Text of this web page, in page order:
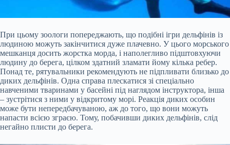
При цьому зоологи попереджають, що подібні ігри дельфінів із
людиною можуть закінчитися дуже плачевно. У цього морського
мешканця досить жорстка морда, і наполегливо підштовхуючи
людину до берега, цілком здатний зламати йому кілька ребер.
Понад те, рятувальники рекомендують не підпливати близько до
диких дельфінів. Одна справа плескатися зі спеціально
навченими тваринами у басейні під наглядом інструктора, інша
– зустрітися з ними у відкритому морі. Реакція диких особин
може бути непередбачуваною, аж до того, що вони можуть
напасти всією зграєю. Тому, побачивши диких дельфінів, слід
негайно плисти до берега.